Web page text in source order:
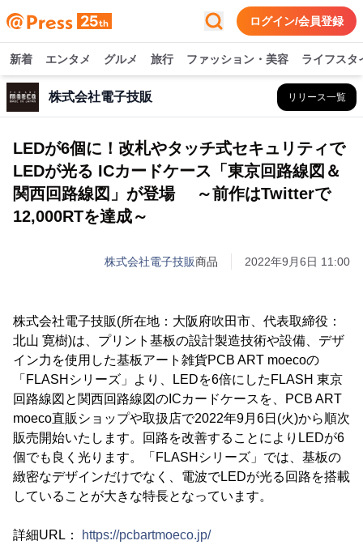
ログイン/会員登録
新着 エンタメ グルメ 旅行 ファッション・美容 ライフスタ
株式会社電子技販 リリース一覧
LEDが6個に！改札やタッチ式セキュリティで
LEDが光る ICカードケース「東京回路線図＆
関西回路線図」が登場 ～前作はTwitterで
12,000RTを達成～
株式会社電子技販商品 2022年9月6日 11:00
株式会社電子技販(所在地：大阪府吹田市、代表取締役：
北山 寛樹)は、プリント基板の設計製造技術や設備、デザ
イン力を使用した基板アート雑貨PCB ART moecoの
「FLASHシリーズ」より、LEDを6倍にしたFLASH 東京
回路線図と関西回路線図のICカードケースを、PCB ART
moeco直販ショップや取扱店で2022年9月6日(火)から順次
販売開始いたします。回路を改善することによりLEDが6
個でも良く光ります。「FLASHシリーズ」では、基板の
緻密なデザインだけでなく、電波でLEDが光る回路を搭載
していることが大きな特長となっています。
詳細URL： https://pcbartmoeco.jp/